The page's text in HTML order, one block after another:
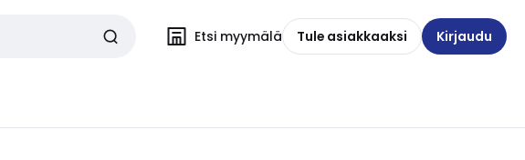
Etsi myymälä Tule asiakkaaksi Kirjaudu